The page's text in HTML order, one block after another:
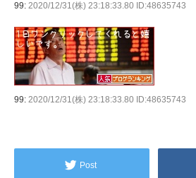
99: 2020/12/31(株) 23:18:33.80 ID:48635743
99: 2020/12/31(株) 23:18:33.80 ID:48635743
Post